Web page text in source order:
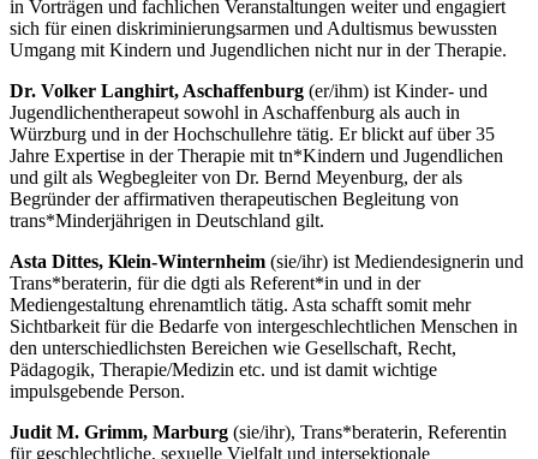
in Vorträgen und fachlichen Veranstaltungen weiter und engagiert
sich für einen diskriminierungsarmen und Adultismus bewussten
Umgang mit Kindern und Jugendlichen nicht nur in der Therapie.
Dr. Volker Langhirt, Aschaffenburg (er/ihm) ist Kinder- und
Jugendlichentherapeut sowohl in Aschaffenburg als auch in
Würzburg und in der Hochschullehre tätig. Er blickt auf über 35
Jahre Expertise in der Therapie mit tn*Kindern und Jugendlichen
und gilt als Wegbegleiter von Dr. Bernd Meyenburg, der als
Begründer der affirmativen therapeutischen Begleitung von
trans*Minderjährigen in Deutschland gilt.
Asta Dittes, Klein-Winternheim (sie/ihr) ist Mediendesignerin und
Trans*beraterin, für die dgti als Referent*in und in der
Mediengestaltung ehrenamtlich tätig. Asta schafft somit mehr
Sichtbarkeit für die Bedarfe von intergeschlechtlichen Menschen in
den unterschiedlichsten Bereichen wie Gesellschaft, Recht,
Pädagogik, Therapie/Medizin etc. und ist damit wichtige
impulsgebende Person.
Judit M. Grimm, Marburg (sie/ihr), Trans*beraterin, Referentin
für geschlechtliche, sexuelle Vielfalt und intersektionale